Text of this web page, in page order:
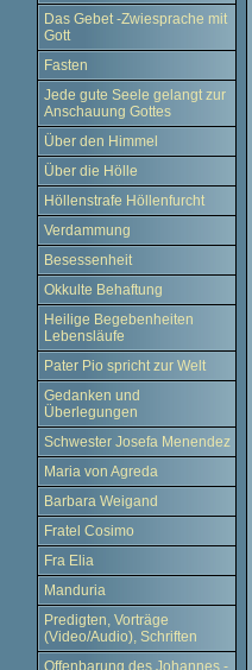
Das Gebet -Zwiesprache mit
Gott
Fasten
Jede gute Seele gelangt zur
Anschauung Gottes
Über den Himmel
Über die Hölle
Höllenstrafe Höllenfurcht
Verdammung
Besessenheit
Okkulte Behaftung
Heilige Begebenheiten
Lebensläufe
Pater Pio spricht zur Welt
Gedanken und
Überlegungen
Schwester Josefa Menendez
Maria von Agreda
Barbara Weigand
Fratel Cosimo
Fra Elia
Manduria
Predigten, Vorträge
(Video/Audio), Schriften
Offenbarung des Johannes -